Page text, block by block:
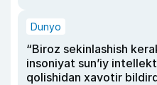
Dunyo
“Biroz sekinlashish
insoniyat sun’iy
qolishidan xavotir